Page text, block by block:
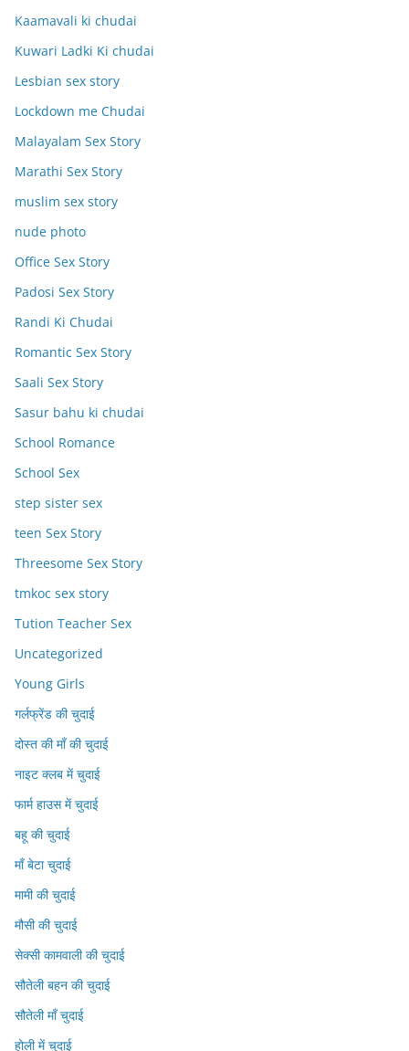
Kaamavali ki chudai
Kuwari Ladki Ki chudai
Lesbian sex story
Lockdown me Chudai
Malayalam Sex Story
Marathi Sex Story
muslim sex story
nude photo
Office Sex Story
Padosi Sex Story
Randi Ki Chudai
Romantic Sex Story
Saali Sex Story
Sasur bahu ki chudai
School Romance
School Sex
step sister sex
teen Sex Story
Threesome Sex Story
tmkoc sex story
Tution Teacher Sex
Uncategorized
Young Girls
गर्लफ्रेंड की चुदाई
दोस्त की माँ की चुदाई
नाइट क्लब में चुदाई
फार्म हाउस में चुदाई
बहू की चुदाई
माँ बेटा चुदाई
मामी की चुदाई
मौसी की चुदाई
सेक्सी कामवाली की चुदाई
सौतेली बहन की चुदाई
सौतेली माँ चुदाई
होली में चुदाई